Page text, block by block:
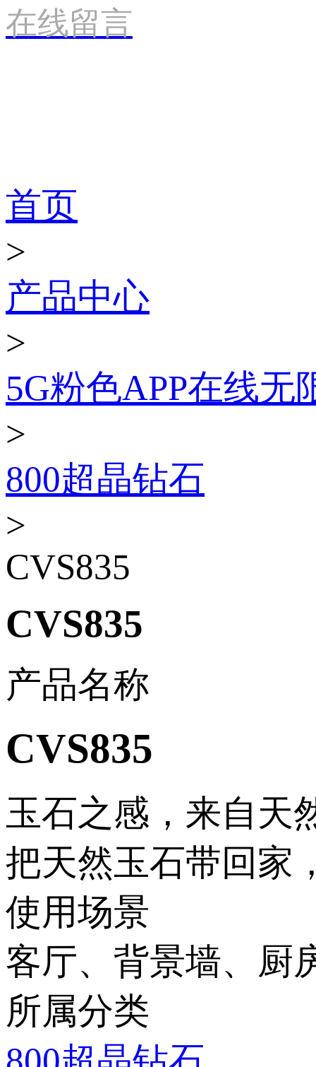
在线留言
首页
>
产品中心
>
5G粉色APP在线无
>
800超晶钻石
>
CVS835
CVS835
产品名称
CVS835
玉石之感，来自天
把天然玉石带回家
使用场景
客厅、背景墙、
所属分类